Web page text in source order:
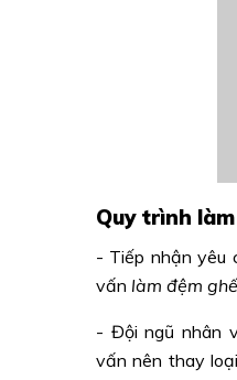
Quy trình
- Tiếp nhận yêu
vấn làm đệm
- Đội ngũ nhân
vấn nên thay